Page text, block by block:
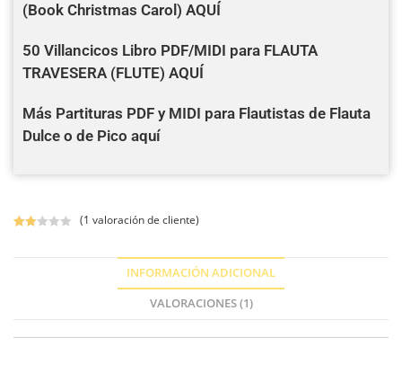
(Book Christmas Carol) AQUÍ
50 Villancicos Libro PDF/MIDI para FLAUTA
TRAVESERA (FLUTE) AQUÍ
Más Partituras PDF y MIDI para Flautistas de Flauta
Dulce o de Pico aquí
bas
(1 valoración de cliente)
INFORMACIÓN ADICIONAL
VALORACIONES (1)